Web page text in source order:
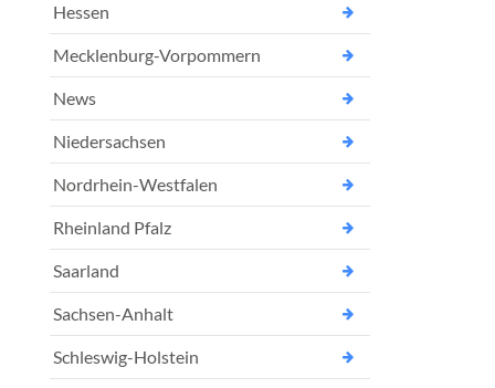
Hessen
Mecklenburg-Vorpommern
News
Niedersachsen
Nordrhein-Westfalen
Rheinland Pfalz
Saarland
Sachsen-Anhalt
Schleswig-Holstein